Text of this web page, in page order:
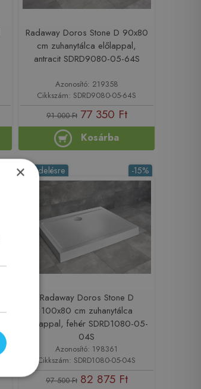
Radaway Doros Stone D 90x80
cm zuhanytálca előlappal,
antracit SDRD9080-05-64S
Azonosító: 219358
Cikkszám: SDRD9080-05-64S
91 000 Ft 77 350 Ft
Kosárba
-15%
Rendelésre
Radaway Doros Stone D
100x80 cm zuhanytálca
előlappal, fehér SDRD1080-05-
04S
Azonosító: 198361
Cikkszám: SDRD1080-05-04S
97 500 Ft 82 875 Ft
×